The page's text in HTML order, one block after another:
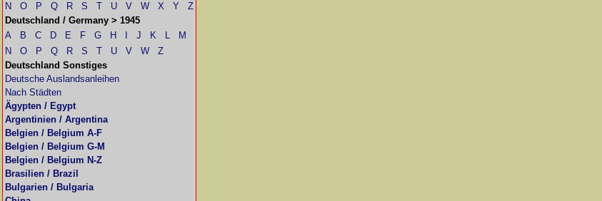
N
O P Q R S T U V W X Y
Z
Deutschland / Germany > 1945
A
B C D E F G H J K L
M
N
O P Q R S T U V W
Z
Deutschland Sonstiges
Deutsche Auslandsanleihen
Nach Städten
Ägypten / Egypt
Argentinien / Argentina
Belgien / Belgium A-F
Belgien / Belgium G-M
Belgien / Belgium N-Z
Brasilien / Brazil
Bulgarien / Bulgaria